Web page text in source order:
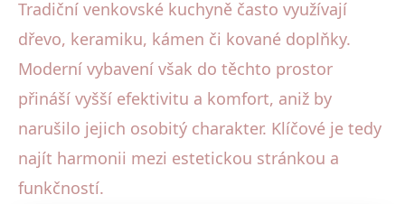
Tradiční venkovské kuchyně často využívají
dřevo, keramiku, kámen či kované doplňky.
Moderní vybavení však do těchto prostor
přináší vyšší efektivitu a komfort, aniž by
narušilo jejich osobitý charakter. Klíčové je tedy
najít harmonii mezi estetickou stránkou a
funkčností.